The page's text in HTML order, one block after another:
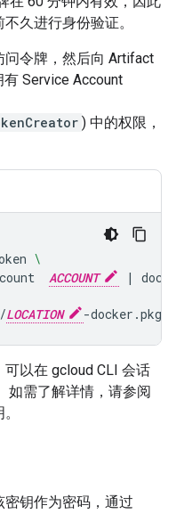
久进行身份验证。
问令牌，然后向 Artifact
Service Account
) 中的权限，
\
ACCOUNT |
LOCATION
以在 gcloud CLI 会话
如需了解详情，请参阅
钥作为密码，通过